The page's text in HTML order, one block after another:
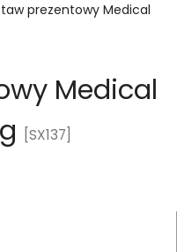
prezentowy Medical
Medical
[SX137]